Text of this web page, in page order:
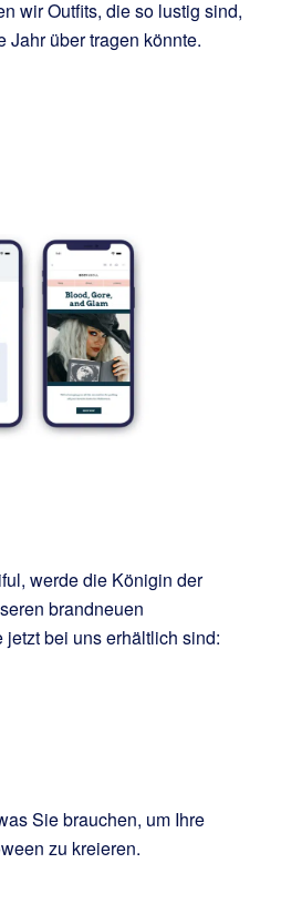
wir Outfits, die so lustig sind,
Jahr über tragen könnte.
werde die Königin der
brandneuen
bei uns erhältlich sind:
Sie brauchen, um Ihre
zu kreieren.